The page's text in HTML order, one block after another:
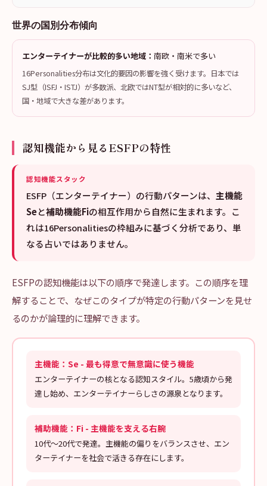
世界の国別分布傾向
エンターテイナーが比較的多い地域： 南欧・南米で多い
16Personalities分布は文化的要因の影響を強く受けます。日本では
SJ型（ISFJ・ISTJ）が多数派、北欧ではNT型が相対的に多いなど、
国・地域で大きな差があります。
認知機能から見るESFPの特性
認知機能スタック
ESFP（エンターテイナー）の行動パターンは、 主機能
Seと補助機能Fiの相互作用から自然に生まれます。こ
れは16Personalitiesの枠組みに基づく分析であり、単
なる占いではありません。
ESFPの認知機能は以下の順序で発達します。この順序を理
解することで、なぜこのタイプが特定の行動パターンを見せ
るのかが論理的に理解できます。
主機能：Se - 最も得意で無意識に使う機能
エンターテイナーの核となる認知スタイル。5歳頃から発
達し始め、エンターテイナーらしさの源泉となります。
補助機能：Fi - 主機能を支える右腕
10代〜20代で発達。主機能の偏りをバランスさせ、エン
ターテイナーを社会で活きる存在にします。